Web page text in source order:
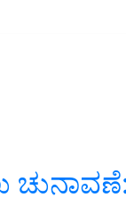
ಚುನಾವಣೆ: